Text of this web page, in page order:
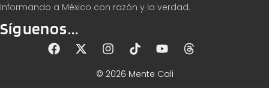
Informando a México con razón y la verdad.
Síguenos...
© 2026 Mente Cali